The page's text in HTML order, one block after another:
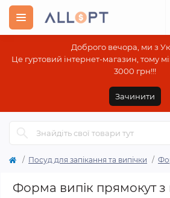
Доброго вечора, ми з
Це гуртовий інтернет-магазин, тому
3000 грн!!!
Зачинити
Посуд для запікання та випічки
Форма випік прямокут